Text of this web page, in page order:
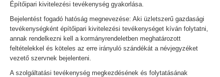
Építőipari kivitelezési tevékenység gyakorlása.
Bejelentést fogadó hatóság megnevezése: Aki üzletszerű gazdasági
tevékenységként építőipari kivitelezési tevékenységet kíván folytatni,
annak rendelkezni kell a kormányrendeletben meghatározott
feltételekkel és köteles az erre irányuló szándékát a névjegyzéket
vezető szervnek bejelenteni.
A szolgáltatási tevékenység megkezdésének és folytatásának